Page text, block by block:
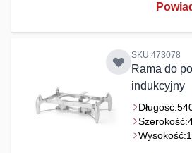
SKU:473078
Rama do
indukcyjny
Długość:
Szerokość:
Wysokość: